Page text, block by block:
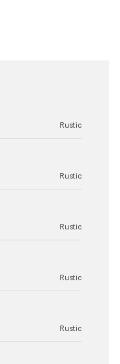
Rustic
Rustic
Rustic
Rustic
Rustic